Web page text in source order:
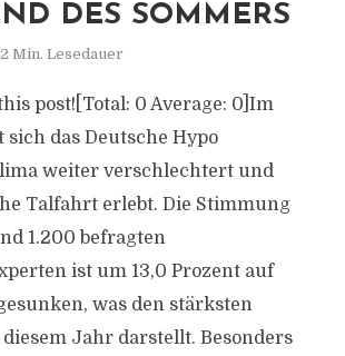
DES SOMMERS
2 Min. Lesedauer
post![Total: 0 Average: 0]Im
das Deutsche Hypo
weiter verschlechtert und
Talfahrt erlebt. Die Stimmung
1.200 befragten
ist um 13,0 Prozent auf
was den stärksten
Jahr darstellt. Besonders